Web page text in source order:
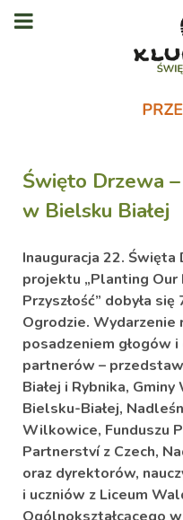
Święto Drzewa
w Bielsku Białej
Inauguracja 22.
projektu „Planting Our
Przyszłość” dobyła
Ogrodzie. Wydarzenie
posadzeniem głogów i
partnerów –
Białej i Rybnika,
Bielsku-Białej,
Wilkowice, Funduszu
Partnerství z Czech,
oraz dyrektorów,
i uczniów z Liceum